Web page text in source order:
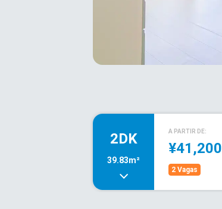
2DK
39.83m²
A PARTIR DE:
¥41,200
2 Vagas